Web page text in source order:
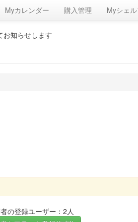
Myカレンダー 購入管理 Myシェル
お知らせします
の登録ユーザー：2人